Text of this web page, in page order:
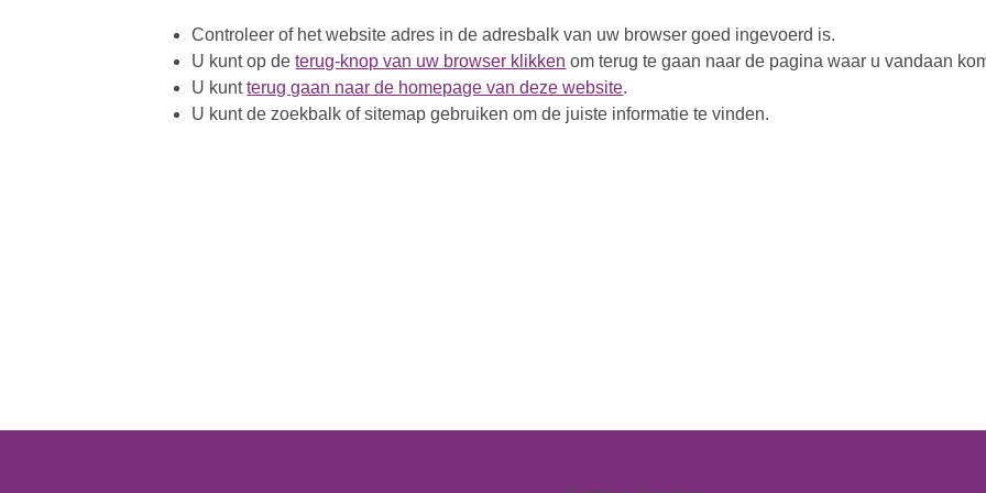
Controleer of het website adres in de adresbalk van uw browser goed ingevoerd is.
U kunt op deterug-knop van uw browser klikken om terug te gaan naar de pagina waar u vandaan
U kuntterug gaan naar de homepage van deze website.
U kunt de zoekbalk of sitemap gebruiken om de juiste informatie te vinden.